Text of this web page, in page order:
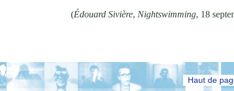
(Édouard Sivière,Nightswimming, 18
Haut de